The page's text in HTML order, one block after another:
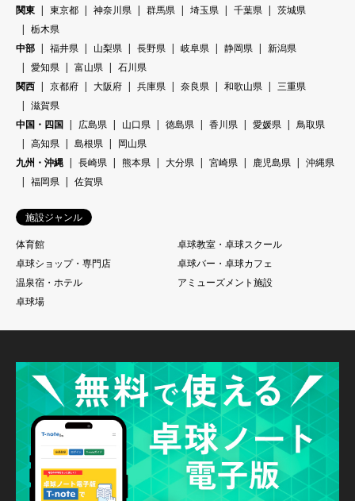
関東
東京都 神奈川県 群馬県 埼玉県 千葉県
茨城県
栃木県
中部
福井県 山梨県 長野県 岐阜県 静岡県
新潟県
愛知県
富山県
石川県
関西
京都府 大阪府 兵庫県 奈良県 和歌山県
三重県
滋賀県
中国・四国
広島県 山口県 徳島県 香川県 愛媛県
鳥取県
高知県
島根県
岡山県
九州・沖縄
長崎県 熊本県 大分県 宮崎県 鹿児島県
沖縄県
福岡県
佐賀県
施設ジャンル
体育館
卓球教室・卓球スクール
卓球ショップ・専門店
卓球バー・卓球カフェ
温泉宿・ホテル
アミューズメント施設
卓球場